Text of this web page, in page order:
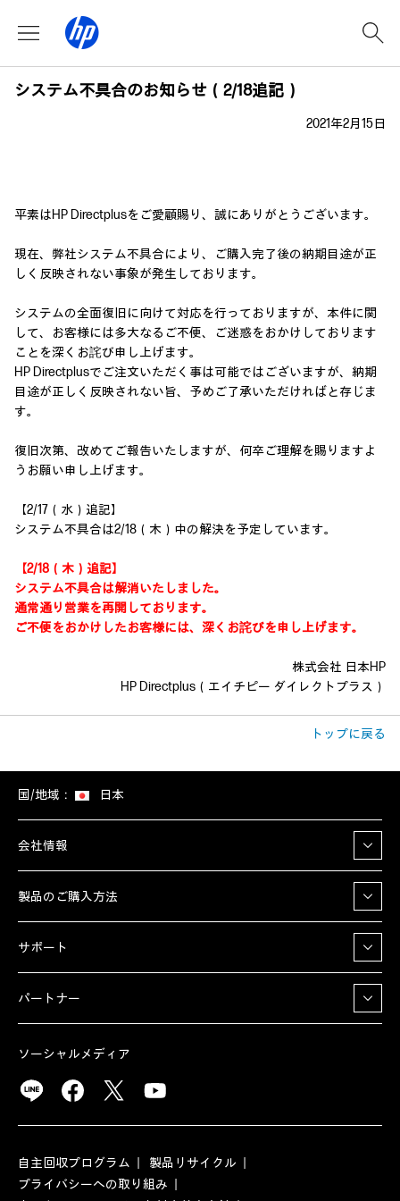
システム不具合のお知らせ（2/18追記）
2021年2月15日
平素はHP Directplusをご愛顧賜り、誠にありがとうございます。
現在、弊社システム不具合により、ご購入完了後の納期目途が正
しく反映されない事象が発生しております。
システムの全面復旧に向けて対応を行っておりますが、本件に関
して、お客様には多大なるご不便、ご迷惑をおかけしております
ことを深くお詫び申し上げます。
HP Directplusでご注文いただく事は可能ではございますが、納期
目途が正しく反映されない旨、予めご了承いただければと存じま
す。
復旧次第、改めてご報告いたしますが、何卒ご理解を賜りますよ
うお願い申し上げます。
【2/17（水）追記】
システム不具合は2/18（木）中の解決を予定しています。
【2/18（木）追記】
システム不具合は解消いたしました。
通常通り営業を再開しております。
ご不便をおかけしたお客様には、深くお詫びを申し上げます。
株式会社 日本HP
HP Directplus（エイチピー ダイレクトプラス）
トップに戻る
国/地域： 日本
会社情報
製品のご購入方法
サポート
パートナー
ソーシャルメディア
自主回収プログラム
製品リサイクル
プライバシーへの取り組み